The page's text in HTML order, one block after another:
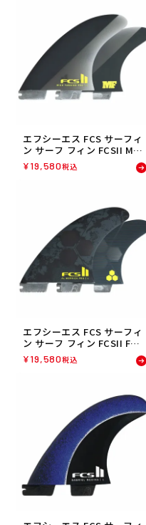
エフシーエス FCS サーフィ
ン サーフ フィン FCSII MF
PG TRI FIN FMFL-PG01-LG-
TSR
¥19,580税込
エフシーエス FCS サーフィ
ン サーフ フィン FCSII FT P
G TRI FIN FFTM-PG01-MD-
TSR
¥19,580税込